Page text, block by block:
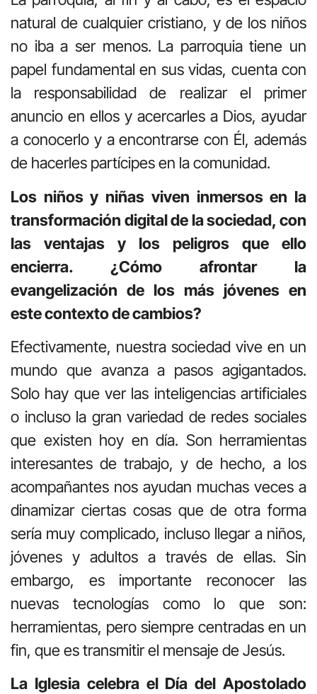
natural de cualquier cristiano, y de los niños
no iba a ser menos. La parroquia tiene un
papel fundamental en sus vidas, cuenta con
la responsabilidad de realizar el primer
anuncio en ellos y acercarles a Dios, ayudar
a conocerlo y a encontrarse con Él, además
de hacerles partícipes en la comunidad.
Los niños y niñas viven inmersos en la
transformación digital de la sociedad, con
las ventajas y los peligros que ello
encierra. ¿Cómo afrontar la
evangelización de los más jóvenes en
este contexto de cambios?
Efectivamente, nuestra sociedad vive en un
mundo que avanza a pasos agigantados.
Solo hay que ver las inteligencias artificiales
o incluso la gran variedad de redes sociales
que existen hoy en día. Son herramientas
interesantes de trabajo, y de hecho, a los
acompañantes nos ayudan muchas veces a
dinamizar ciertas cosas que de otra forma
sería muy complicado, incluso llegar a niños,
jóvenes y adultos a través de ellas. Sin
embargo, es importante reconocer las
nuevas tecnologías como lo que son:
herramientas, pero siempre centradas en un
fin, que es transmitir el mensaje de Jesús.
La Iglesia celebra el Día del Apostolado